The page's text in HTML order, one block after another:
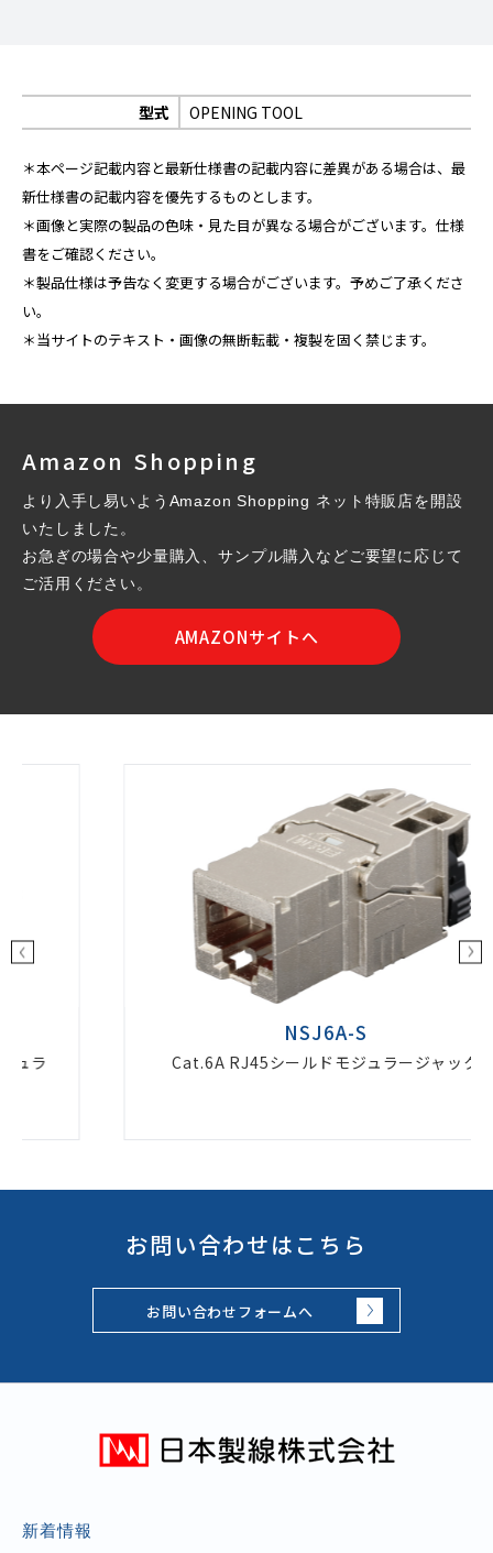
型式 OPENING TOOL
＊本ページ記載内容と最新仕様書の記載内容に差異がある場合は、最
新仕様書の記載内容を優先するものとします。
＊画像と実際の製品の色味・見た目が異なる場合がございます。仕様
書をご確認ください。
＊製品仕様は予告なく変更する場合がございます。予めご了承くださ
い。
＊当サイトのテキスト・画像の無断転載・複製を固く禁じます。
Amazon Shopping
より入手し易いようAmazon Shopping ネット特販店を開設
いたしました。
お急ぎの場合や少量購入、サンプル購入などご要望に応じて
ご活用ください。
AMAZONサイトへ
NSJ6A-S
Cat.6A RJ45シールドモジュラージャック
お問い合わせはこちら
お問い合わせフォームへ
新着情報